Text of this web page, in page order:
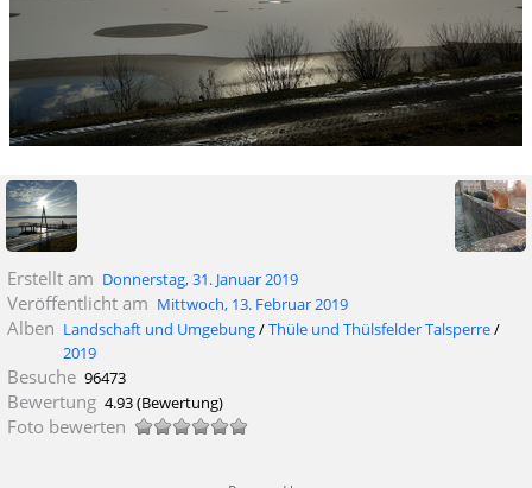
Erstellt am Donnerstag, 31. Januar 2019
Veröffentlicht am Mittwoch, 13. Februar 2019
Alben Landschaft und Umgebung/Thüle und Thülsfelder Talsperre/
2019
Besuche 96473
Bewertung 4.93(Bewertung)
Foto bewerten